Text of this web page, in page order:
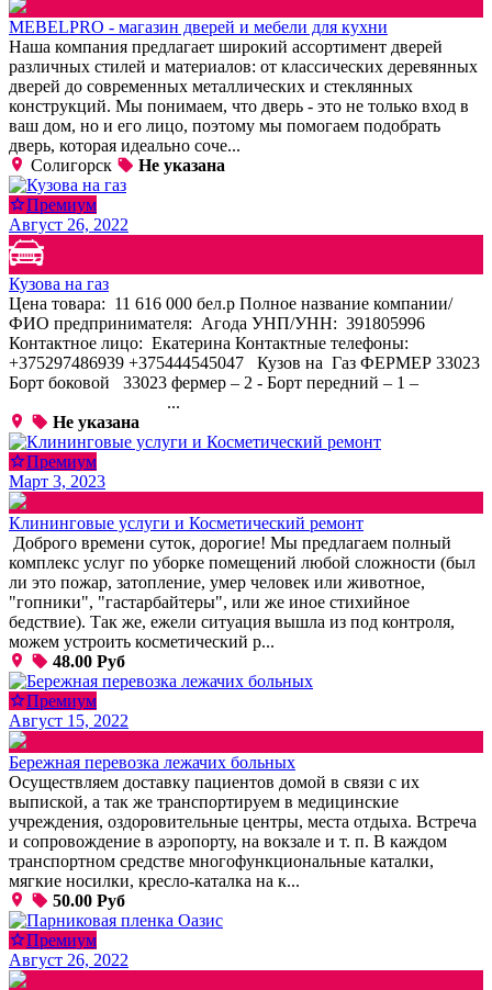
MEBELPRO - магазин дверей и мебели для кухни
Наша компания предлагает широкий ассортимент дверей
различных стилей и материалов: от классических деревянных
дверей до современных металлических и стеклянных
конструкций. Мы понимаем, что дверь - это не только вход в
ваш дом, но и его лицо, поэтому мы помогаем подобрать
дверь, которая идеально соче...
Солигорск
Не указана
Премиум
Август 26, 2022
Кузова на газ
Цена товара: 11 616 000 бел.р Полное название компании/
ФИО предпринимателя: Агода УНП/УНН: 391805996
Контактное лицо: Екатерина Контактные телефоны:
+375297486939 +375444545047 Кузов на Газ ФЕРМЕР 33023
Борт боковой 33023 фермер – 2 - Борт передний – 1 –
...
Не указана
Премиум
Март 3, 2023
Клининговые услуги и Косметический ремонт
Доброго времени суток, дорогие! Мы предлагаем полный
комплекс услуг по уборке помещений любой сложности (был
ли это пожар, затопление, умер человек или животное,
"гопники", "гастарбайтеры", или же иное стихийное
бедствие). Так же, ежели ситуация вышла из под контроля,
можем устроить косметический р...
48.00 Руб
Премиум
Август 15, 2022
Бережная перевозка лежачих больных
Осуществляем доставку пациентов домой в связи с их
выпиской, а так же транспортируем в медицинские
учреждения, оздоровительные центры, места отдыха. Встреча
и сопровождение в аэропорту, на вокзале и т. п. В каждом
транспортном средстве многофункциональные каталки,
мягкие носилки, кресло-каталка на к...
50.00 Руб
Премиум
Август 26, 2022